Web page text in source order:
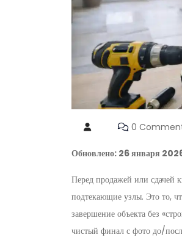
0
Обновлено: 26 января
Перед продажей или сдачей
подтекающие узлы. Это то,
завершение объекта без
чистый финал с фото до/